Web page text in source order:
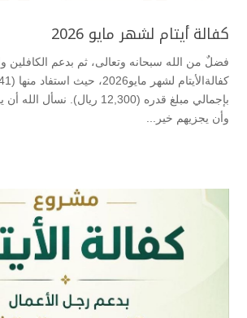
كفالة أيتام لشهر مايو 2026
‏فضلٌ من الله سبحانه وتعالى، ثم بدعم الكافلين
بإجمالي مبلغ قدره (12,300 ريال).
وأن يجزيهم خير...